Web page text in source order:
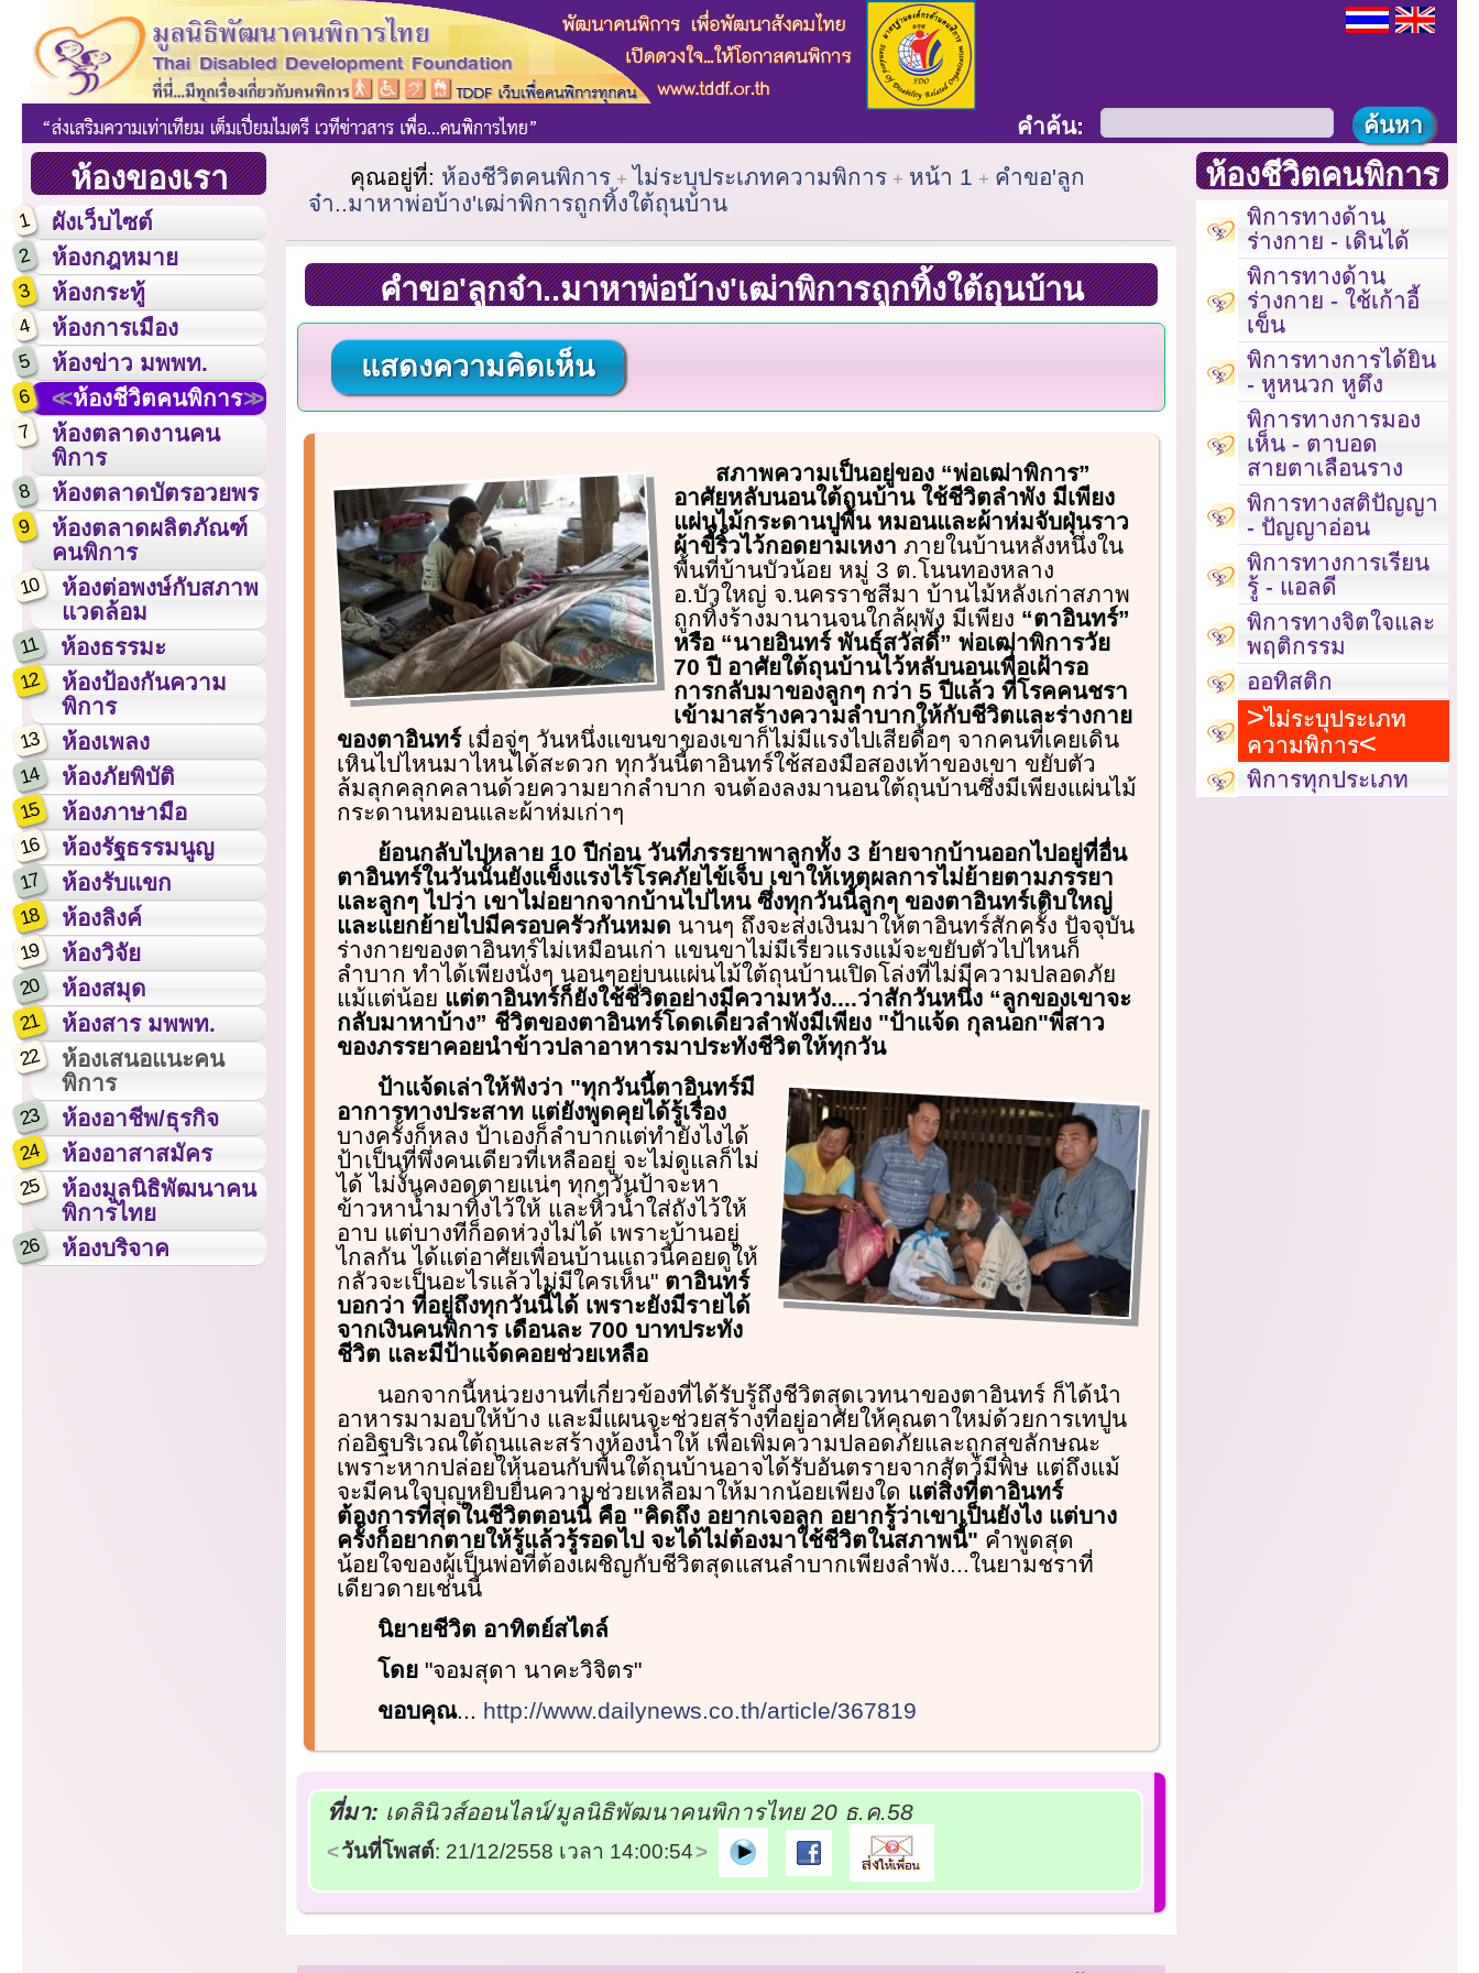
ห้องของเรา
1 ผังเว็บไซต์
2 ห้องกฎหมาย
3 ห้องกระทู้
4 ห้องการเมือง
5 ห้องข่าว มพพท.
6 ห้องชีวิตคนพิการ
7
ห้องตลาดงานคน
พิการ
8 ห้องตลาดบัตรอวยพร
9
ห้องตลาดผลิตภัณฑ์
คนพิการ
10
ห้องต่อพงษ์กับสภาพ
แวดล้อม
11 ห้องธรรมะ
12
ห้องป้องกันความ
พิการ
13 ห้องเพลง
14 ห้องภัยพิบัติ
15 ห้องภาษามือ
16 ห้องรัฐธรรมนูญ
17 ห้องรับแขก
18 ห้องลิงค์
19 ห้องวิจัย
20 ห้องสมุด
21 ห้องสาร มพพท.
22
ห้องเสนอแนะคน
พิการ
23 ห้องอาชีพ/ธุรกิจ
24 ห้องอาสาสมัคร
25
ห้องมูลนิธิพัฒนาคน
พิการไทย
26 ห้องบริจาค
คำค้น:
คุณอยู่ที่: ห้องชีวิตคนพิการ ไม่ระบุประเภทความพิการ หน้า 1
คำขอ'ลูก
จ๋า..มาหาพ่อบ้าง'เฒ่าพิการถูกทิ้งใต้ถุนบ้าน
คำขอ'ลูกจ๋า..มาหาพ่อบ้าง'เฒ่าพิการถูกทิ้งใต้ถุนบ้าน
แสดงความคิดเห็น
สภาพความเป็นอยู่ของ “พ่อเฒ่าพิการ”
อาศัยหลับนอนใต้ถุนบ้าน ใช้ชีวิตลำพัง มีเพียง
แผ่นไม้กระดานปูพื้น หมอนและผ้าห่มจับฝุ่นราว
ผ้าขี้ริ้วไว้กอดยามเหงา ภายในบ้านหลังหนึ่งใน
พื้นที่บ้านบัวน้อย หมู่ 3 ต.โนนทองหลาง
อ.บัวใหญ่ จ.นครราชสีมา บ้านไม้หลังเก่าสภาพ
ถูกทิ้งร้างมานานจนใกล้ผุพัง มีเพียง “ตาอินทร์”
หรือ “นายอินทร์ พันธุ์สวัสดิ์” พ่อเฒ่าพิการวัย
70 ปี อาศัยใต้ถุนบ้านไว้หลับนอนเพื่อเฝ้ารอ
การกลับมาของลูกๆ กว่า 5 ปีแล้ว ที่โรคคนชรา
เข้ามาสร้างความลำบากให้กับชีวิตและร่างกาย
ของตาอินทร์เมื่อจู่ๆ วันหนึ่งแขนขาของเขาก็ไม่มีแรงไปเสียดื้อๆ จากคนที่เคยเดิน
เหินไปไหนมาไหนได้สะดวก ทุกวันนี้ตาอินทร์ใช้สองมือสองเท้าของเขา ขยับตัว
ล้มลุกคลุกคลานด้วยความยากลำบาก จนต้องลงมานอนใต้ถุนบ้านซึ่งมีเพียงแผ่นไม้
กระดานหมอนและผ้าห่มเก่าๆ
ย้อนกลับไปหลาย 10 ปีก่อน วันที่ภรรยาพาลูกทั้ง 3 ย้ายจากบ้านออกไปอยู่ที่อื่น
ตาอินทร์ในวันนั้นยังแข็งแรงไร้โรคภัยไข้เจ็บ เขาให้เหตุผลการไม่ย้ายตามภรรยา
และลูกๆ ไปว่า เขาไม่อยากจากบ้านไปไหน ซึ่งทุกวันนี้ลูกๆ ของตาอินทร์เติบใหญ่
และแยกย้ายไปมีครอบครัวกันหมด นานๆ ถึงจะส่งเงินมาให้ตาอินทร์สักครั้ง ปัจจุบัน
ร่างกายของตาอินทร์ไม่เหมือนเก่า แขนขาไม่มีเรี่ยวแรงแม้จะขยับตัวไปไหนก็
ลำบาก ทำได้เพียงนั่งๆ นอนๆอยู่บนแผ่นไม้ใต้ถุนบ้านเปิดโล่งที่ไม่มีความปลอดภัย
แม้แต่น้อย แต่ตาอินทร์ก็ยังใช้ชีวิตอย่างมีความหวัง....ว่าสักวันหนึ่ง “ลูกของเขาจะ
กลับมาหาบ้าง” ชีวิตของตาอินทร์โดดเดี่ยวลำพังมีเพียง "ป้าแจ้ด กุลนอก"พี่สาว
ของภรรยาคอยนำข้าวปลาอาหารมาประทังชีวิตให้ทุกวัน
ป้าแจ้ดเล่าให้ฟังว่า "ทุกวันนี้ตาอินทร์มี
อาการทางประสาท แต่ยังพูดคุยได้รู้เรื่อง
บางครั้งก็หลง ป้าเองก็ลำบากแต่ทำยังไงได้
ป้าเป็นที่พึ่งคนเดียวที่เหลืออยู่ จะไม่ดูแลก็ไม่
ได้ ไม่งั้นคงอดตายแน่ๆ ทุกๆวันป้าจะหา
ข้าวหาน้ำมาทิ้งไว้ให้ และหิ้วน้ำใส่ถังไว้ให้
อาบ แต่บางทีก็อดห่วงไม่ได้ เพราะบ้านอยู่
ไกลกัน ได้แต่อาศัยเพื่อนบ้านแถวนี้คอยดูให้
กลัวจะเป็นอะไรแล้วไม่มีใครเห็น" ตาอินทร์
บอกว่า ที่อยู่ถึงทุกวันนี้ได้ เพราะยังมีรายได้
จากเงินคนพิการ เดือนละ 700 บาทประทัง
ชีวิต และมีป้าแจ้ดคอยช่วยเหลือ
นอกจากนี้หน่วยงานที่เกี่ยวข้องที่ได้รับรู้ถึงชีวิตสุดเวทนาของตาอินทร์ ก็ได้นำ
อาหารมามอบให้บ้าง และมีแผนจะช่วยสร้างที่อยู่อาศัยให้คุณตาใหม่ด้วยการเทปูน
ก่ออิฐบริเวณใต้ถุนและสร้างห้องน้ำให้ เพื่อเพิ่มความปลอดภัยและถูกสุขลักษณะ
เพราะหากปล่อยให้นอนกับพื้นใต้ถุนบ้านอาจได้รับอันตรายจากสัตว์มีพิษ แต่ถึงแม้
จะมีคนใจบุญหยิบยื่นความช่วยเหลือมาให้มากน้อยเพียงใด แต่สิ่งที่ตาอินทร์
ต้องการที่สุดในชีวิตตอนนี้ คือ "คิดถึง อยากเจอลูก อยากรู้ว่าเขาเป็นยังไง แต่บาง
ครั้งก็อยากตายให้รู้แล้วรู้รอดไป จะได้ไม่ต้องมาใช้ชีวิตในสภาพนี้" คำพูดสุด
น้อยใจของผู้เป็นพ่อที่ต้องเผชิญกับชีวิตสุดแสนลำบากเพียงลำพัง...ในยามชราที่
เดียวดายเช่นนี้
นิยายชีวิต อาทิตย์สไตล์
โดย "จอมสุดา นาคะวิจิตร"
ขอบคุณ... http://www.dailynews.co.th/article/367819
ที่มา: เดลินิวส์ออนไลน์/มูลนิธิพัฒนาคนพิการไทย 20 ธ.ค.58
วันที่โพสต์: 21/12/2558 เวลา 14:00:54
ห้องชีวิตคนพิการ
พิการทางด้าน
ร่างกาย - เดินได้
พิการทางด้าน
ร่างกาย - ใช้เก้าอี้
เข็น
พิการทางการได้ยิน
- หูหนวก หูตึง
พิการทางการมอง
เห็น - ตาบอด
สายตาเลือนราง
พิการทางสติปัญญา
- ปัญญาอ่อน
พิการทางการเรียน
รู้ - แอลดี
พิการทางจิตใจและ
พฤติกรรม
ออทิสติก
ไม่ระบุประเภท
ความพิการ
พิการทุกประเภท